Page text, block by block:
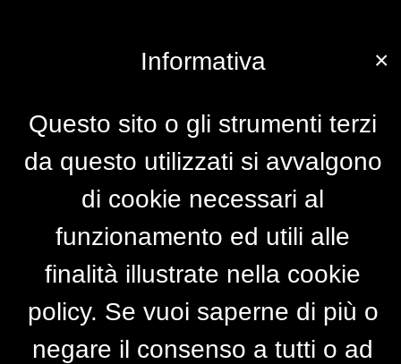
×
Informativa
Questo sito o gli strumenti terzi
da questo utilizzati si avvalgono
di cookie necessari al
funzionamento ed utili alle
finalità illustrate nella cookie
policy. Se vuoi saperne di più o
negare il consenso a tutti o ad